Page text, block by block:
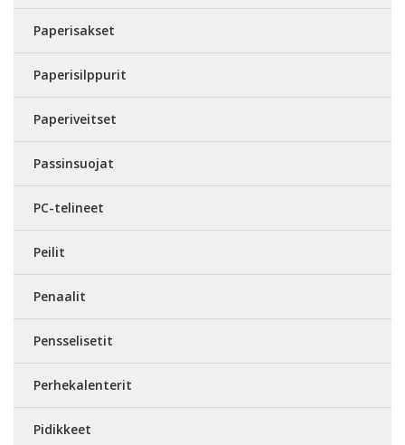
Paperisakset
Paperisilppurit
Paperiveitset
Passinsuojat
PC-telineet
Peilit
Penaalit
Pensselisetit
Perhekalenterit
Pidikkeet